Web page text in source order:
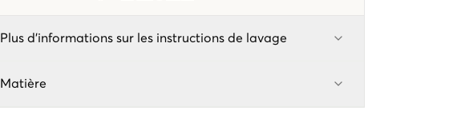
Plus d'informations sur les instructions de lavage
Matière